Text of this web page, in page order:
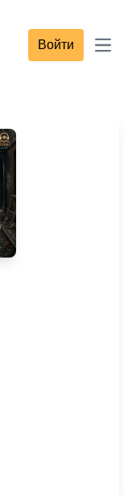
Войти